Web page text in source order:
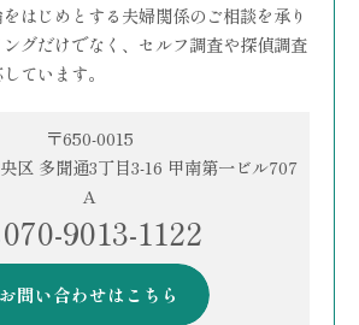
はじめとする夫婦関係のご相談を承り
グだけでなく、セルフ調査や探偵調査
ています。
〒650-0015
区 多聞通3丁目3-16 甲南第一ビル707
A
070-9013-1122
お問い合わせはこちら